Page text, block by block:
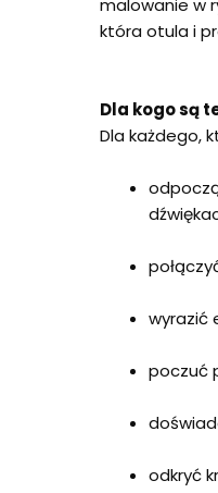
która otula i
Dla kogo są
Dla każdego,
wyrazić
poczuć
odkryć